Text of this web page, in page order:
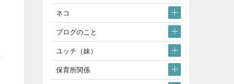
ネコ
ブログのこと
ユッチ（妹）
保育所関係